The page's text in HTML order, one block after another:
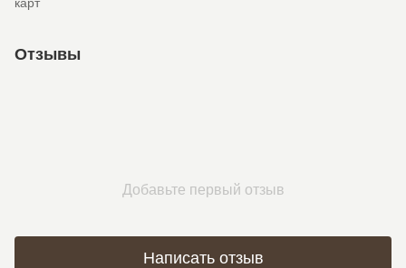
Отзывы
Добавьте первый отзыв
Написать отзыв